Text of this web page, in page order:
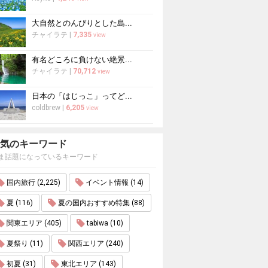
大自然とのんびりとした島...
チャイラテ 7,335 view
有名どころに負けない絶景...
チャイラテ 70,712 view
日本の「はじっこ」ってど...
coldbrew 6,205 view
のキーワード
話題になっているキーワード
国内旅行 (2,225) イベント情報 (14)
夏 (116) 夏の国内おすすめ特集 (88)
関東エリア (405) tabiwa (10)
夏祭り (11) 関西エリア (240)
初夏 (31) 東北エリア (143)